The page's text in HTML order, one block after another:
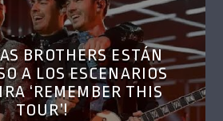
BROTHERS ESTÁN
A LOS ESCENARIOS
‘REMEMBER THIS
TOUR’!